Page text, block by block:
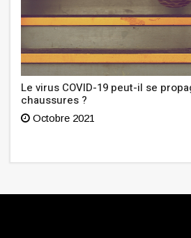
Le virus COVID-19 peut-il se
chaussures ?
Octobre 2021